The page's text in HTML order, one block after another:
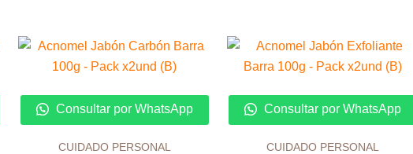
Consultar por WhatsApp
CUIDADO PERSONAL
Consultar por WhatsApp
CUIDADO PERSONAL